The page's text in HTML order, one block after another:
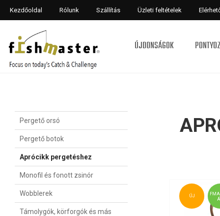
Kezdőoldal Rólunk Szállítás Üzleti feltételek
ÚJDONSÁGOK
ÚJ
Pergető orsó
Pergető botok
Aprócikk pergetéshez
Monofil és fonott zsinór
Wobblerek
Támolygók, körforgók és más